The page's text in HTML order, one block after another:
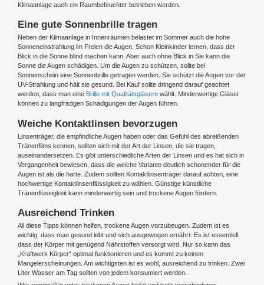
Klimaanlage auch ein Raumbefeuchter betrieben werden.
Eine gute Sonnenbrille tragen
Neben der Klimaanlage in Innenräumen belastet im Sommer auch die hohe
Sonneneinstrahlung im Freien die Augen. Schon Kleinkinder lernen, dass der
Blick in die Sonne blind machen kann. Aber auch ohne Blick in Sie kann die
Sonne die Augen schädigen. Um die Augen zu schützen, sollte bei
Sonnenschein eine Sonnenbrille getragen werden. Sie schützt die Augen vor der
UV-Strahlung und hält sie gesund. Bei Kauf sollte dringend darauf geachtet
werden, dass man eine Brille mit Qualitätsgläsern wählt. Minderwertige Gläser
können zu langfristigen Schädigungen der Augen führen.
Weiche Kontaktlinsen bevorzugen
Linsenträger, die empfindliche Augen haben oder das Gefühl des abreißenden
Tränenfilms kennen, sollten sich mit der Art der Linsen, die sie tragen,
auseinandersetzen. Es gibt unterschiedliche Arten der Linsen und es hat sich in
Vergangenheit bewiesen, dass die weiche Variante deutlich schonender für die
Augen ist als die harte. Zudem sollten Kontaktlinsenträger darauf achten, eine
hochwertige Kontaktlinsenflüssigkeit zu wählen. Günstige künstliche
Tränenflüssigkeit kann minderwertig sein und trockene Augen fördern.
Ausreichend Trinken
All diese Tipps können helfen, trockene Augen vorzubeugen. Zudem ist es
wichtig, dass man gesund lebt und sich ausgewogen ernährt. Es ist essentiell,
dass der Körper mit genügend Nährstoffen versorgt wird. Nur so kann das
„Kraftwerk Körper“ optimal funktionieren und es kommt zu keinen
Mangelerscheinungen. Am wichtigsten ist es wohl, ausreichend zu trinken. Zwei
Liter Wasser am Tag sollten von jedem konsumiert werden.